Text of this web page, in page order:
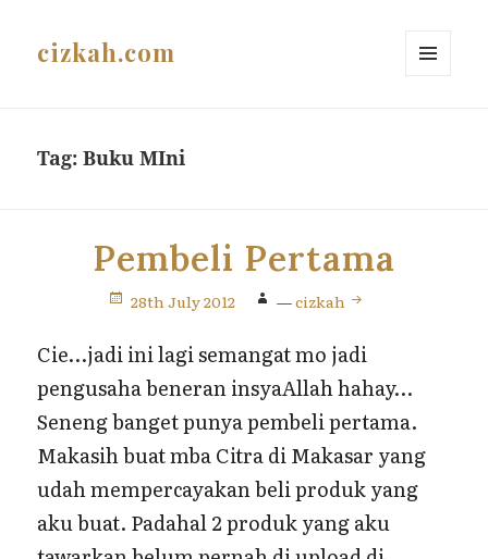
cizkah.com
Tag:Buku MIni
Pembeli Pertama
28th July 2012 —cizkah
Cie…jadi ini lagi semangat mo jadi
pengusaha beneran insyaAllah hahay…
Seneng banget punya pembeli pertama.
Makasih buat mba Citra di Makasar yang
udah mempercayakan beli produk yang
aku buat. Padahal 2 produk yang aku